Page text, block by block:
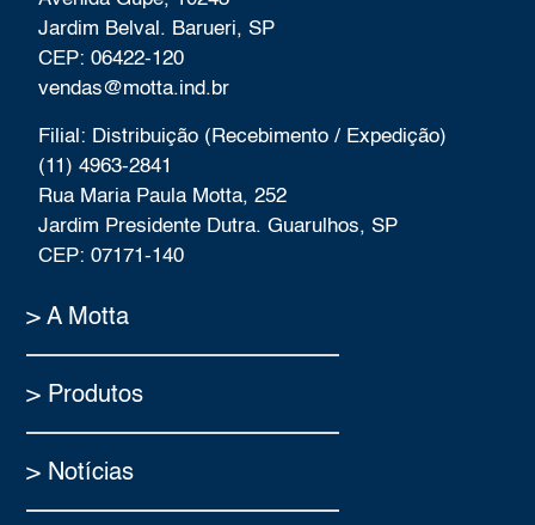
Jardim Belval. Barueri, SP
CEP: 06422-120
vendas@motta.ind.br
Filial: Distribuição (Recebimento / Expedição)
(11) 4963-2841
Rua Maria Paula Motta, 252
Jardim Presidente Dutra. Guarulhos, SP
CEP: 07171-140
> A Motta
> Produtos
> Notícias